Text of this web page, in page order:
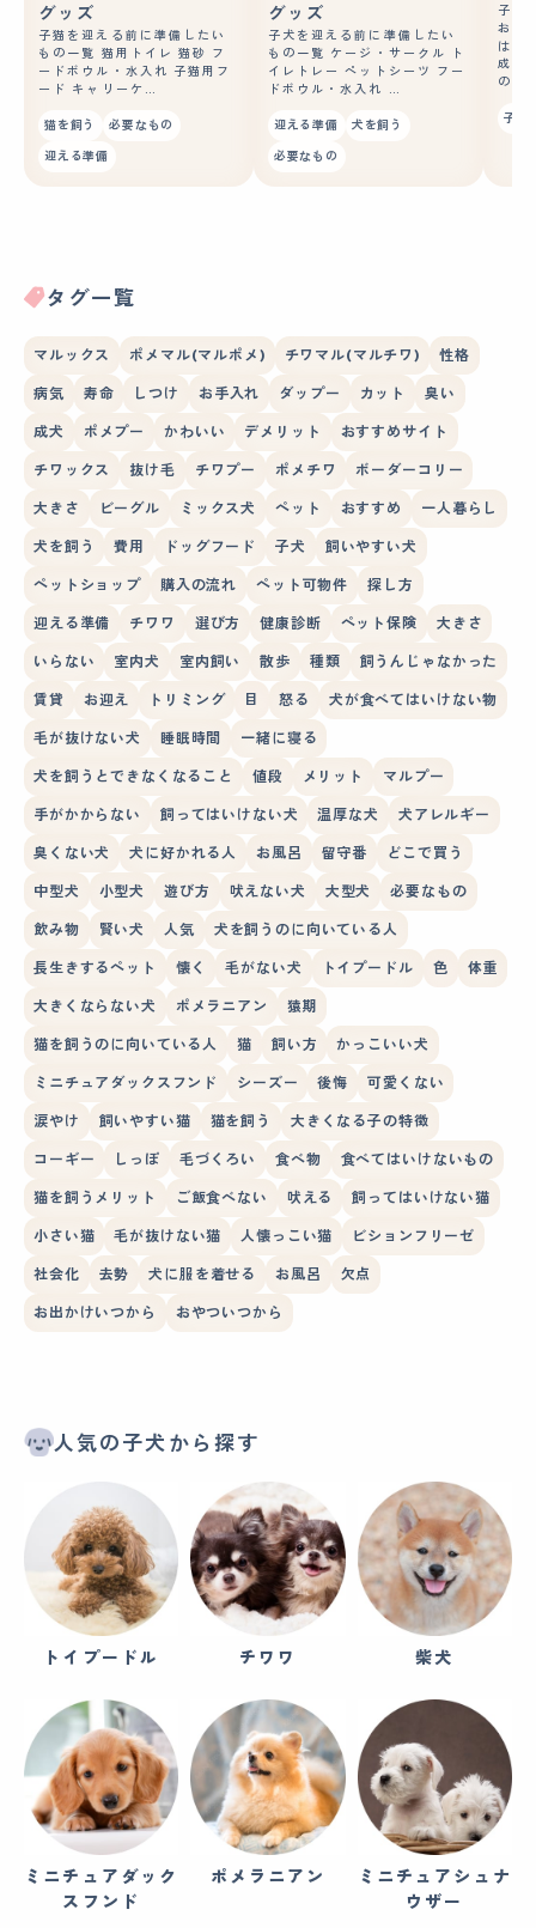
グッズ
子猫を迎える前に準備したい
もの一覧 猫用トイレ 猫砂 フ
ードボウル・水入れ 子猫用フ
ード キャリーケ…
猫を飼う
必要なもの
迎える準備
グッズ
子犬を迎える前に準備したい
もの一覧 ケージ・サークル ト
イレトレー ペットシーツ フー
ドボウル・水入れ …
迎える準備
犬を飼う
必要なもの
子犬
おや
はあ
成長
の良
子犬
タグ一覧
マルックス ポメマル(マルポメ) チワマル(マルチワ) 性格
病気 寿命 しつけ お手入れ ダップー カット 臭い
成犬 ポメプー かわいい デメリット おすすめサイト
チワックス 抜け毛 チワプー ポメチワ ボーダーコリー
大きさ ビーグル ミックス犬 ペット おすすめ 一人暮らし
犬を飼う 費用 ドッグフード 子犬 飼いやすい犬
ペットショップ 購入の流れ ペット可物件 探し方
迎える準備 チワワ 選び方 健康診断 ペット保険 大きさ
いらない 室内犬 室内飼い 散歩 種類 飼うんじゃなかった
賃貸 お迎え トリミング 目 怒る 犬が食べてはいけない物
毛が抜けない犬 睡眠時間 一緒に寝る
犬を飼うとできなくなること 値段 メリット マルプー
手がかからない 飼ってはいけない犬 温厚な犬 犬アレルギー
臭くない犬 犬に好かれる人 お風呂 留守番 どこで買う
中型犬 小型犬 遊び方 吠えない犬 大型犬 必要なもの
飲み物 賢い犬 人気 犬を飼うのに向いている人
長生きするペット 懐く 毛がない犬 トイプードル 色 体重
大きくならない犬 ポメラニアン 猿期
猫を飼うのに向いている人 猫 飼い方 かっこいい犬
ミニチュアダックスフンド シーズー 後悔 可愛くない
涙やけ 飼いやすい猫 猫を飼う 大きくなる子の特徴
コーギー しっぽ 毛づくろい 食べ物 食べてはいけないもの
猫を飼うメリット ご飯食べない 吠える 飼ってはいけない猫
小さい猫 毛が抜けない猫 人懐っこい猫 ビションフリーゼ
社会化 去勢 犬に服を着せる お風呂 欠点
お出かけいつから おやついつから
人気の子犬から探す
トイプードル チワワ 柴犬
ミニチュアダック
スフンド
ポメラニアン
ミニチュアシュナ
ウザー